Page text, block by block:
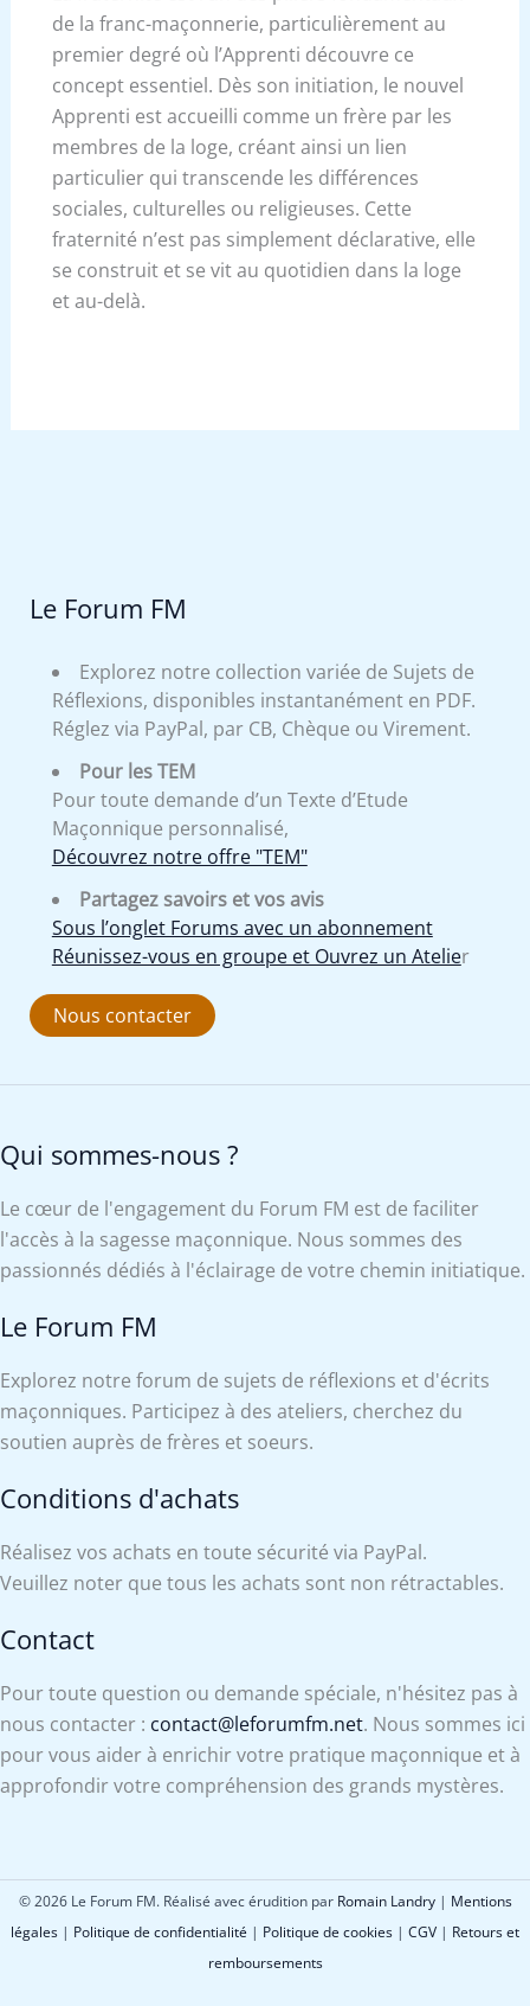
de la franc-maçonnerie, particulièrement au
premier degré où l’Apprenti découvre ce
concept essentiel. Dès son initiation, le nouvel
Apprenti est accueilli comme un frère par les
membres de la loge, créant ainsi un lien
particulier qui transcende les différences
sociales, culturelles ou religieuses. Cette
fraternité n’est pas simplement déclarative, elle
se construit et se vit au quotidien dans la loge
et au-delà.
Le Forum FM
Explorez notre collection variée de Sujets de
Réflexions, disponibles instantanément en PDF.
Réglez via PayPal, par CB, Chèque ou Virement.
Pour les TEM
Pour toute demande d’un Texte d’Etude
Maçonnique personnalisé,
Découvrez notre offre "TEM"
Partagez savoirs et vos avis
Sous l’onglet Forums avec un abonnement
Réunissez-vous en groupe et Ouvrez un Atelier
Nous contacter
Qui sommes-nous ?
Le cœur de l'engagement du Forum FM est de faciliter
l'accès à la sagesse maçonnique. Nous sommes des
passionnés dédiés à l'éclairage de votre chemin initiatique.
Le Forum FM
Explorez notre forum de sujets de réflexions et d'écrits
maçonniques. Participez à des ateliers, cherchez du
soutien auprès de frères et soeurs.
Conditions d'achats
Réalisez vos achats en toute sécurité via PayPal.
Veuillez noter que tous les achats sont non rétractables.
Contact
Pour toute question ou demande spéciale, n'hésitez pas à
nous contacter : contact@leforumfm.net. Nous sommes ici
pour vous aider à enrichir votre pratique maçonnique et à
approfondir votre compréhension des grands mystères.
© 2026 Le Forum FM. Réalisé avec érudition par Romain Landry| Mentions
légales | Politique de confidentialité | Politique de cookies | CGV | Retours et
remboursements